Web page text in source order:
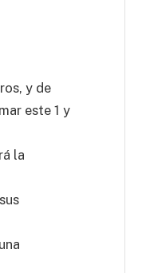
y de
este 1 y
la